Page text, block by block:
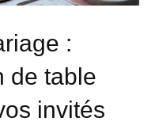
:
de table
invités